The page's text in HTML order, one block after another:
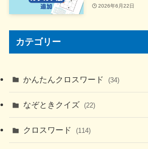
2026年6月22日
カテゴリー
かんたんクロスワード (34)
なぞときクイズ (22)
クロスワード (114)